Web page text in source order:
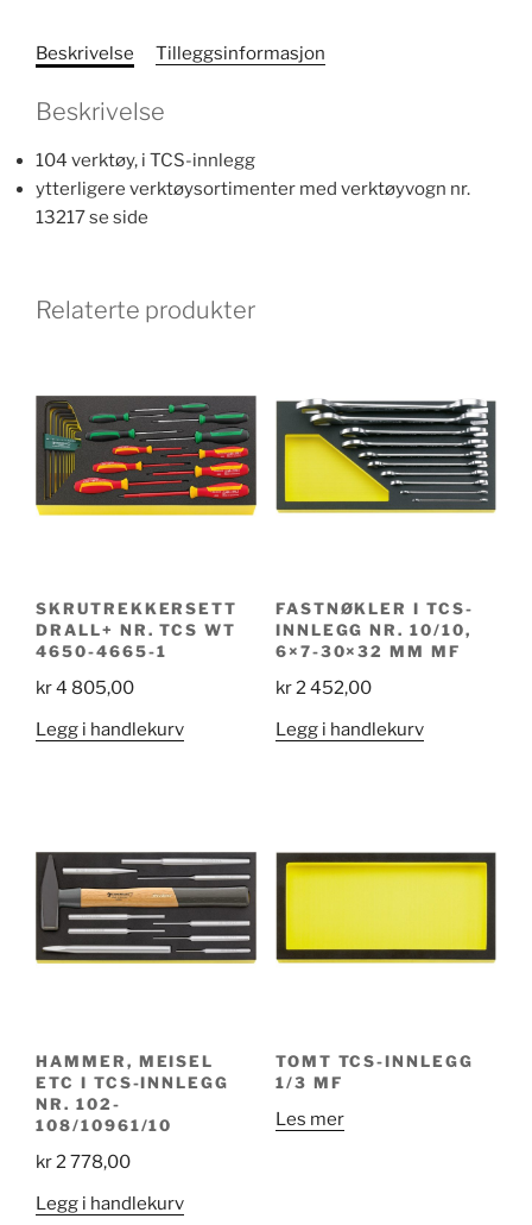
TCS
Beskrivelse Tilleggsinformasjon
Beskrivelse
104 verktøy, i TCS-innlegg
ytterligere verktøysortimenter med verktøyvogn nr.
13217 se side
Relaterte produkter
SKRUTREKKERSETT
DRALL+ NR. TCS WT
4650-4665-1
kr4 805,00
Legg i handlekurv
FASTNØKLER I TCS-
INNLEGG NR. 10/10,
6×7-30×32 MM MF
kr2 452,00
Legg i handlekurv
HAMMER, MEISEL
ETC I TCS-INNLEGG
NR. 102-
108/10961/10
kr 2 778,00
Legg i handlekurv
TOMT TCS-INNLEGG
1/3 MF
Les mer